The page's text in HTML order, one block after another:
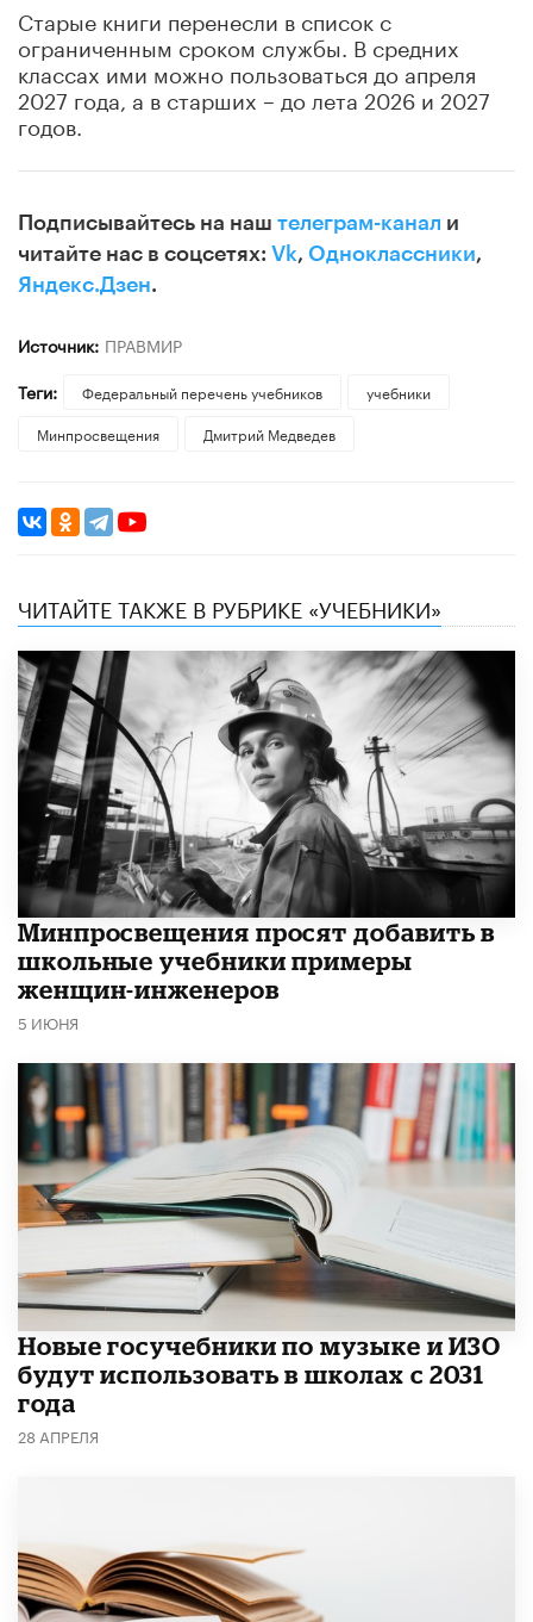
Старые книги перенесли в список с
ограниченным сроком службы. В средних
классах ими можно пользоваться до апреля
2027 года, а в старших – до лета 2026 и 2027
годов.
Подписывайтесь на наш телеграм-канал и
читайте нас в соцсетях: Vk, Одноклассники,
Яндекс.Дзен.
Источник: ПРАВМИР
Теги:
Федеральный перечень учебников
учебники
Минпросвещения
Дмитрий Медведев
ЧИТАЙТЕ ТАКЖЕ В РУБРИКЕ «УЧЕБНИКИ»
Минпросвещения просят добавить в
школьные учебники примеры
женщин-инженеров
5 ИЮНЯ
Новые госучебники по музыке и ИЗО
будут использовать в школах с 2031
года
28 АПРЕЛЯ